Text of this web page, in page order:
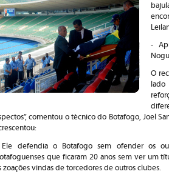
-
O
lado
comentou o técnico do Botafogo, Joel
defendia o Botafogo sem ofender os
que ficaram 20 anos sem ver um
zoações vindas de torcedores de outros clubes.